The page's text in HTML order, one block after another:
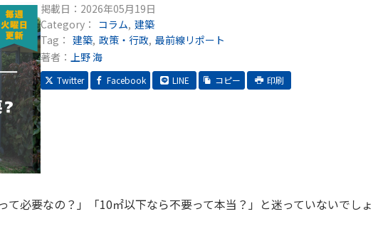
掲載日： 2026年05月19日
Category： コラム 建築
Tag： 建築 政策・行政 最前線リポート
著者： 上野 海
Twitter Facebook LINE コピー 印刷
必要なの？」「10㎡以下なら不要って本当？」と迷っていないでしょ